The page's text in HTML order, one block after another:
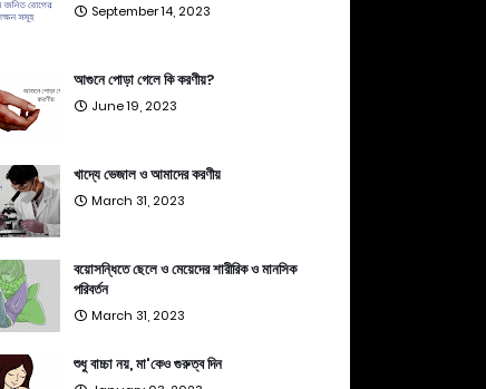
September 14, 2023
আগুনে পোড়া গেলে কি করণীয়?
June 19, 2023
খাদ্যে ভেজাল ও আমাদের করণীয়
March 31, 2023
বয়োসন্ধিতে ছেলে ও মেয়েদের শারীরিক ও মানসিক
পরিবর্তন
March 31, 2023
শুধু বাচ্চা নয়, মা'কেও গুরুত্ব দিন